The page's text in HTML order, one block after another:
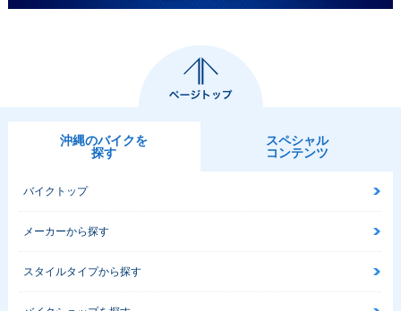
沖縄のバイクを
探す
スペシャル
コンテンツ
バイクトップ
メーカーから探す
スタイルタイプから探す